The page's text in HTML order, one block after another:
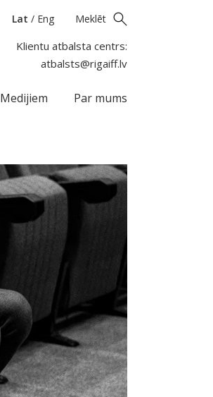
Lat / Eng Meklēt
Klientu atbalsta centrs:
atbalsts@rigaiff.lv
Medijiem Par mums